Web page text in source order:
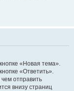
«Новая тема».
«Ответить».
отправить
внизу страниц